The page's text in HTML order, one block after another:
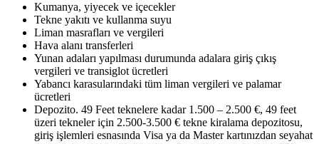
Kumanya, yiyecek ve içecekler
Tekne yakıtı ve kullanma suyu
Liman masrafları ve vergileri
Hava alanı transferleri
Yunan adaları yapılması durumunda adalara giriş çıkış
vergileri ve transiglot ücretleri
Yabancı karasularındaki tüm liman vergileri ve palamar
ücretleri
Depozito. 49 Feet teknelere kadar 1.500 – 2.500 €, 49 feet
üzeri tekneler için 2.500-3.500 € tekne kiralama depozitosu,
giriş işlemleri esnasında Visa ya da Master kartınızdan seyahat